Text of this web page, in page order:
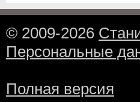
© 2009-2026
Персональные
Полная версия